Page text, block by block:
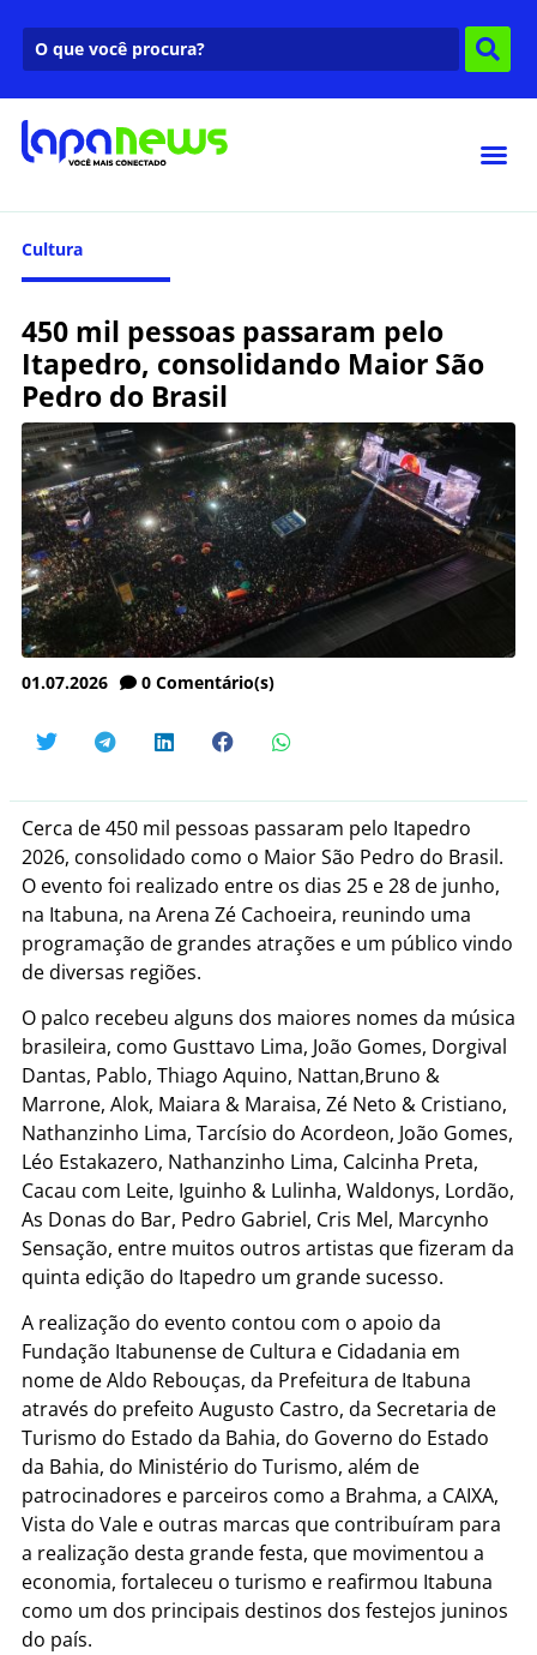
Cultura
450 mil pessoas passaram pelo
Itapedro, consolidando Maior São
Pedro do Brasil
01.07.2026 0 Comentário(s)
Cerca de 450 mil pessoas passaram pelo Itapedro
2026, consolidado como o Maior São Pedro do Brasil.
O evento foi realizado entre os dias 25 e 28 de junho,
na Itabuna, na Arena Zé Cachoeira, reunindo uma
programação de grandes atrações e um público vindo
de diversas regiões.
O palco recebeu alguns dos maiores nomes da música
brasileira, como Gusttavo Lima, João Gomes, Dorgival
Dantas, Pablo, Thiago Aquino, Nattan,Bruno &
Marrone, Alok, Maiara & Maraisa, Zé Neto & Cristiano,
Nathanzinho Lima, Tarcísio do Acordeon, João Gomes,
Léo Estakazero, Nathanzinho Lima, Calcinha Preta,
Cacau com Leite, Iguinho & Lulinha, Waldonys, Lordão,
As Donas do Bar, Pedro Gabriel, Cris Mel, Marcynho
Sensação, entre muitos outros artistas que fizeram da
quinta edição do Itapedro um grande sucesso.
A realização do evento contou com o apoio da
Fundação Itabunense de Cultura e Cidadania em
nome de Aldo Rebouças, da Prefeitura de Itabuna
através do prefeito Augusto Castro, da Secretaria de
Turismo do Estado da Bahia, do Governo do Estado
da Bahia, do Ministério do Turismo, além de
patrocinadores e parceiros como a Brahma, a CAIXA,
Vista do Vale e outras marcas que contribuíram para
a realização desta grande festa, que movimentou a
economia, fortaleceu o turismo e reafirmou Itabuna
como um dos principais destinos dos festejos juninos
do país.